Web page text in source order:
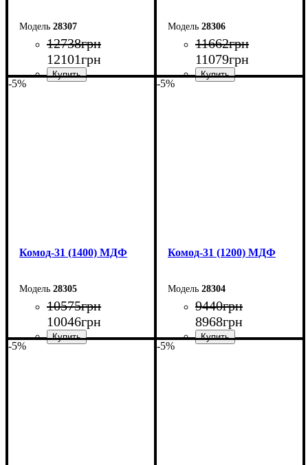
28307
12738грн
12101грн
28306
11662грн
11079грн
-5%
Комод-31 (1400) МДФ
28305
10575грн
10046грн
-5%
Комод-31 (1200) МДФ
28304
9440грн
8968грн
-5% -5%